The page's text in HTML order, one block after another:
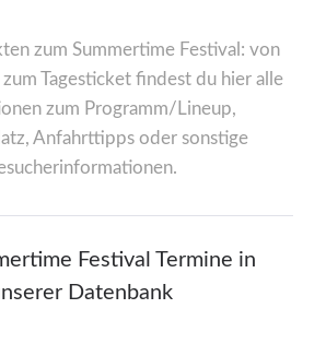
zum Summertime Festival: von
Tagesticket findest du hier alle
zum Programm/Lineup,
Anfahrttipps oder sonstige
Festival Termine in
Datenbank